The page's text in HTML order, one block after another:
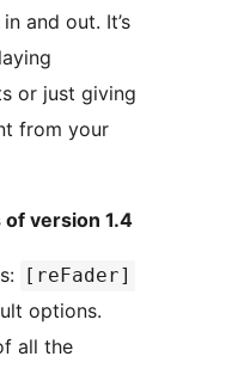
and out. It’s
or just giving
from your
of version 1.4
[reFader]
options.
all the